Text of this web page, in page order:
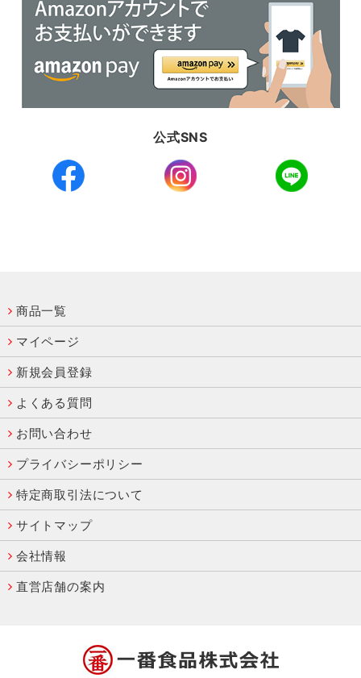
公式SNS
商品一覧
マイページ
新規会員登録
よくある質問
お問い合わせ
プライバシーポリシー
特定商取引法について
サイトマップ
会社情報
直営店舗の案内